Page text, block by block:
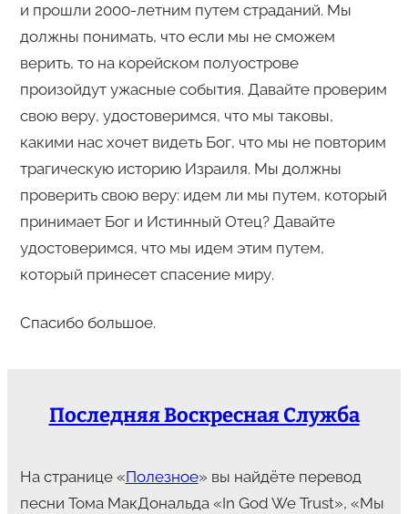
и прошли 2000-летним путем страданий. Мы
должны понимать, что если мы не сможем
верить, то на корейском полуострове
произойдут ужасные события. Давайте проверим
свою веру, удостоверимся, что мы таковы,
какими нас хочет видеть Бог, что мы не повторим
трагическую историю Израиля. Мы должны
проверить свою веру: идем ли мы путем, который
принимает Бог и Истинный Отец? Давайте
удостоверимся, что мы идем этим путем,
который принесет спасение миру.
Спасибо большое.
Последняя Воскресная Служба
На странице «Полезное» вы найдёте перевод
песни Тома МакДональда «In God We Trust», «Мы